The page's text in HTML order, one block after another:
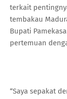
terkait
tembakau
Bupati
pertemuan
“Saya sepakat